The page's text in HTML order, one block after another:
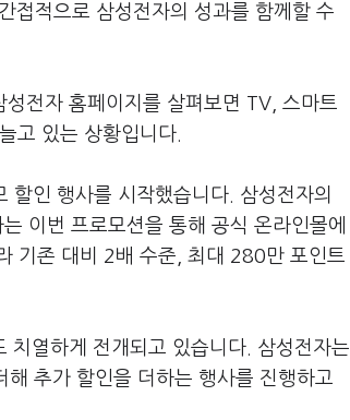
접적으로 삼성전자의 성과를 함께할 수
성전자 홈페이지를 살펴보면 TV, 스마트
고 있는 상황입니다
할인 행사를 시작했습니다
삼성전자의
는 이번 프로모션을 통해 공식 온라인몰에
기존 대비 2배 수준 최대 280만 포인트
치열하게 전개되고 있습니다
삼성전자는
해 추가 할인을 더하는 행사를 진행하고